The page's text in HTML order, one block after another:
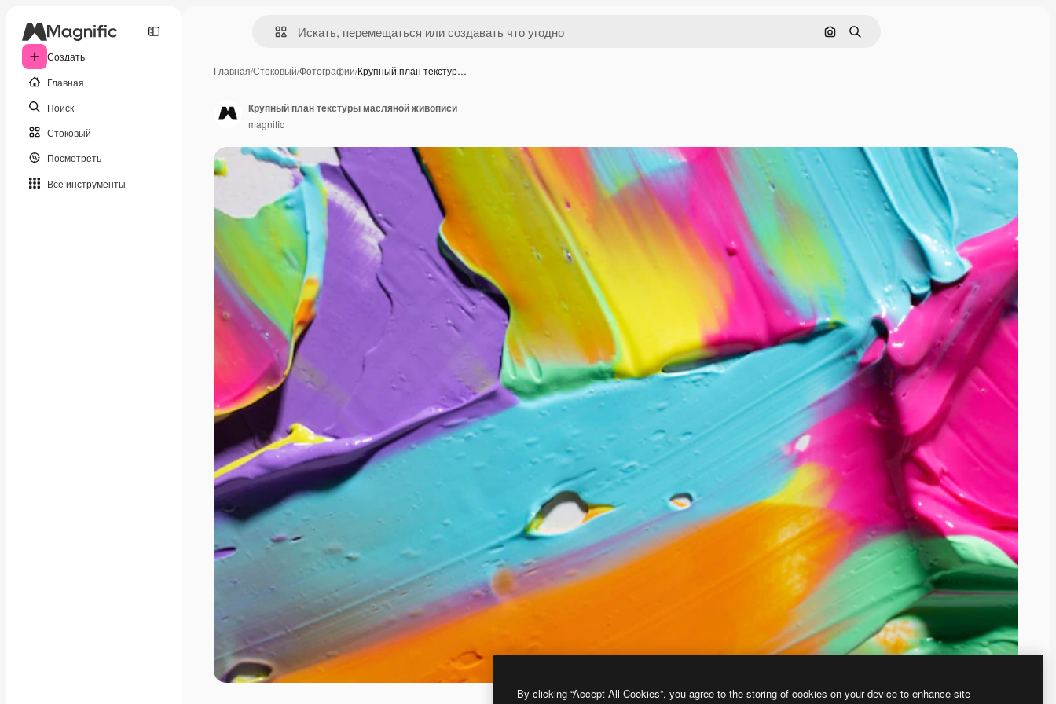
Создать
Главная
Поиск
Стоковый
Посмотреть
Все инструменты
Поиск по изображению
Поиск
Главная/Стоковый/Фотографии/Крупный план текстур…
Крупный план текстуры масляной живописи
magnific
By clicking “Accept All Cookies”, you agree to the storing of cookies on your device to enhance site